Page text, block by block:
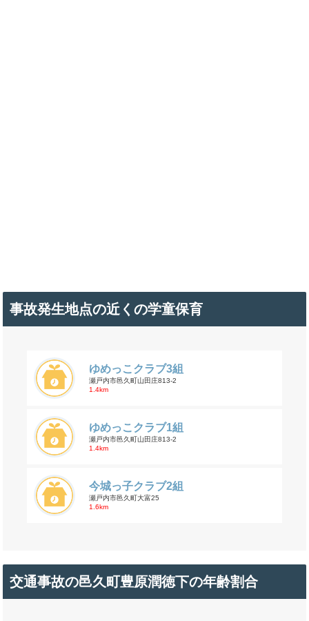
事故発生地点の近くの学童保育
ゆめっこクラブ3組
瀬戸内市邑久町山田庄813-2
1.4km
ゆめっこクラブ1組
瀬戸内市邑久町山田庄813-2
1.4km
今城っ子クラブ2組
瀬戸内市邑久町大富25
1.6km
交通事故の邑久町豊原潤徳下の年齢割合